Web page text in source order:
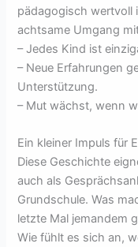
pädagogisch wertvoll
achtsame Umgang
– Jedes Kind ist
– Neue Erfahrungen
Unterstützung.
– Mut wächst, wenn
Ein kleiner Impuls für
Diese Geschichte
auch als
Grundschule. Was
letzte Mal jemandem
Wie fühlt es sich an,